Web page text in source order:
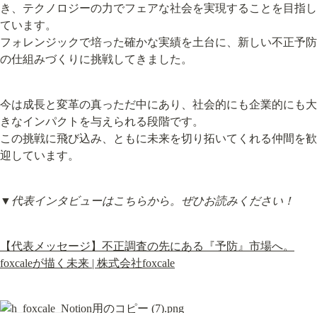
き、テクノロジーの力でフェアな社会を実現することを目指し
ています。
フォレンジックで培った確かな実績を土台に、新しい不正予防
の仕組みづくりに挑戦してきました。
今は成長と変革の真っただ中にあり、社会的にも企業的にも大
きなインパクトを与えられる段階です。
この挑戦に飛び込み、ともに未来を切り拓いてくれる仲間を歓
迎しています。
▼代表インタビューはこちらから。ぜひお読みください！
【代表メッセージ】不正調査の先にある『予防』市場へ。
foxcaleが描く未来 | 株式会社foxcale